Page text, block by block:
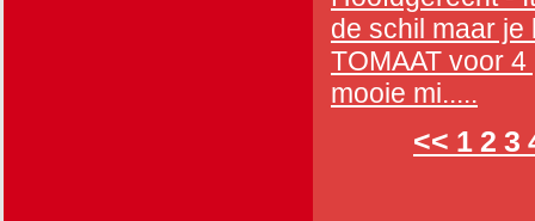
de schil maar je
TOMAAT voor
mooie mi.....
<< 1 2 3